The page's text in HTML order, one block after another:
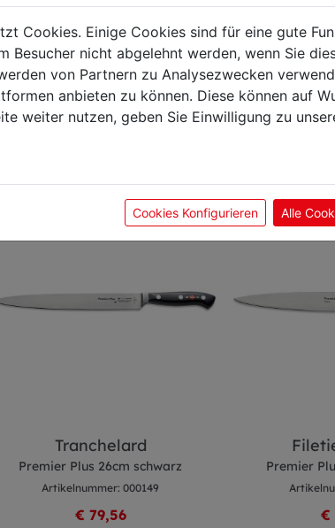
Sie auch
Tranchelard
Premier Plus 26cm schwarz
Artikelnummer: 000149
€ 79,56
Premier
€
Cookies. Einige Cookies sind für eine gute
Besucher nicht abgelehnt werden, wenn Sie
von Partnern zu Analysezwecken
anbieten zu können. Diese können auf
weiter nutzen, geben Sie Einwilligung zu
Cookies Konfigurieren Alle